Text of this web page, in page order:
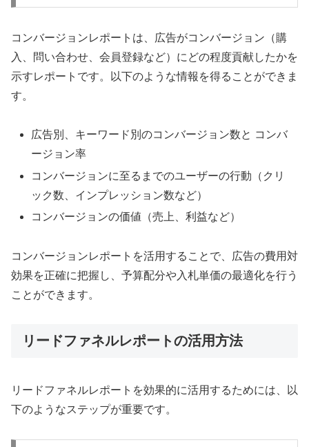
コンバージョンレポートは、広告がコンバージョン（購
入、問い合わせ、会員登録など）にどの程度貢献したかを
示すレポートです。以下のような情報を得ることができま
す。
広告別、キーワード別のコンバージョン数と コンバ
ージョン率
コンバージョンに至るまでのユーザーの行動（クリ
ック数、インプレッション数など）
コンバージョンの価値（売上、利益など）
コンバージョンレポートを活用することで、広告の費用対
効果を正確に把握し、予算配分や入札単価の最適化を行う
ことができます。
リードファネルレポートの活用方法
リードファネルレポートを効果的に活用するためには、以
下のようなステップが重要です。